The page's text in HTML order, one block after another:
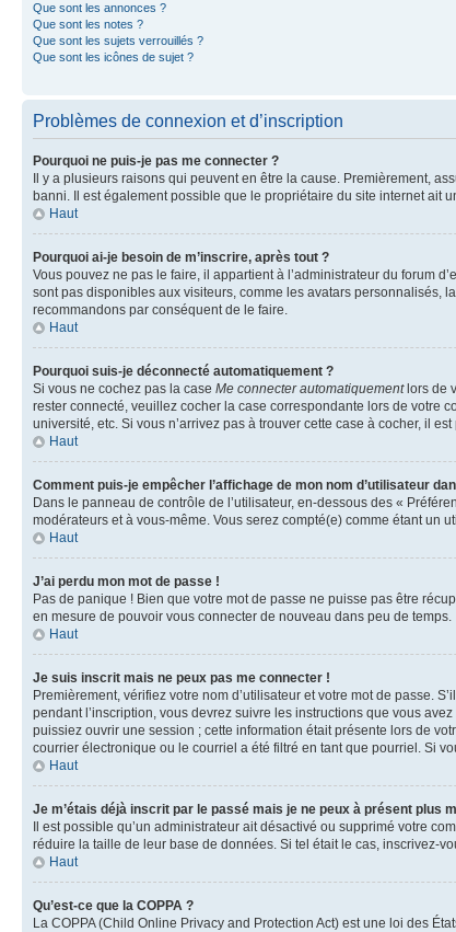
Que sont les annonces ?
Que sont les notes ?
Que sont les sujets verrouillés ?
Que sont les icônes de sujet ?
Problèmes de connexion et d’inscription
Pourquoi ne puis-je pas me connecter ?
Il y a plusieurs raisons qui peuvent en être la cause. Premièrement,
banni. Il est également possible que le propriétaire du site internet ait
Haut
Pourquoi ai-je besoin de m’inscrire, après tout ?
Vous pouvez ne pas le faire, il appartient à l’administrateur du forum
sont pas disponibles aux visiteurs, comme les avatars personnalisés,
recommandons par conséquent de le faire.
Haut
Pourquoi suis-je déconnecté automatiquement ?
Si vous ne cochez pas la case Me connecter automatiquementlors de
rester connecté, veuillez cocher la case correspondante lors de votre
université, etc. Si vous n’arrivez pas à trouver cette case à cocher, il
Haut
Comment puis-je empêcher l’affichage de mon nom d’utilisateur
Dans le panneau de contrôle de l’utilisateur, en-dessous des «
modérateurs et à vous-même. Vous serez compté(e) comme étant un
Haut
J’ai perdu mon mot de passe !
Pas de panique ! Bien que votre mot de passe ne puisse pas être
en mesure de pouvoir vous connecter de nouveau dans peu de temps.
Haut
Je suis inscrit mais ne peux pas me connecter !
Premièrement, vérifiez votre nom d’utilisateur et votre mot de passe.
pendant l’inscription, vous devrez suivre les instructions que vous
puissiez ouvrir une session ; cette information était présente lors de
courrier électronique ou le courriel a été filtré en tant que pourriel. Si
Haut
Je m’étais déjà inscrit par le passé mais je ne peux à présent plus
Il est possible qu’un administrateur ait désactivé ou supprimé votre
réduire la taille de leur base de données. Si tel était le cas, inscrivez-
Haut
Qu’est-ce que la COPPA ?
La COPPA (Child Online Privacy and Protection Act) est une loi des